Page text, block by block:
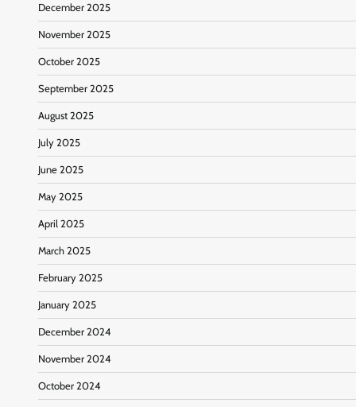
December 2025
November 2025
October 2025
September 2025
August 2025
July 2025
June 2025
May 2025
April 2025
March 2025
February 2025
January 2025
December 2024
November 2024
October 2024